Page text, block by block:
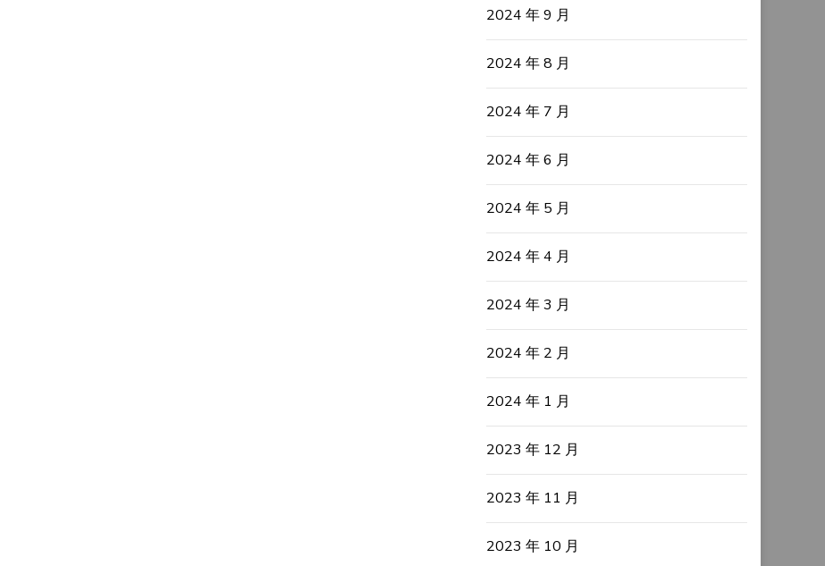
2024 年 9 月
2024 年 8 月
2024 年 7 月
2024 年 6 月
2024 年 5 月
2024 年 4 月
2024 年 3 月
2024 年 2 月
2024 年 1 月
2023 年 12 月
2023 年 11 月
2023 年 10 月